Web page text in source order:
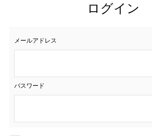
ログイン
メールアドレス
パスワード